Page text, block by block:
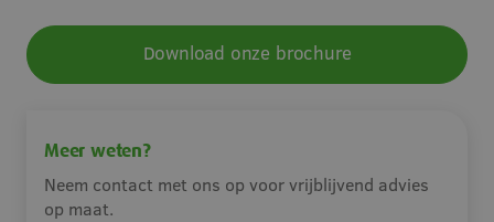
Download onze brochure
Meer weten?
Neem contact met ons op voor vrijblijvend advies
op maat.